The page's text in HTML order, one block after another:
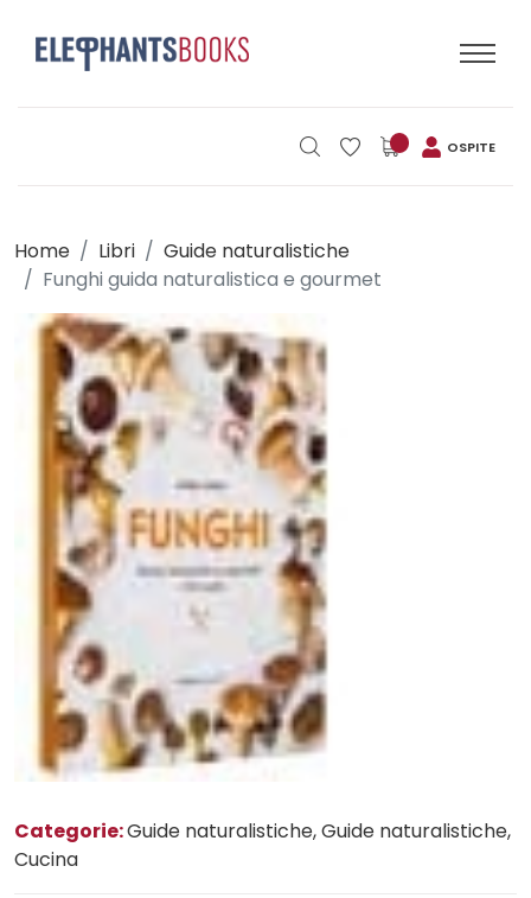
OSPITE
Home Libri
Guide naturalistiche
Funghi guida naturalistica e gourmet
Categorie:Guide naturalistiche, Guide naturalistiche,
Cucina